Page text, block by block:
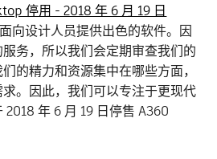
停用 - 2018 年 6 月 19 日
向设计人员提供出色的软件。因
务，所以我们会定期审查我们的
的精力和资源集中在哪些方面，
。因此，我们可以专注于更现代
年 6 月 19 日停售 A360